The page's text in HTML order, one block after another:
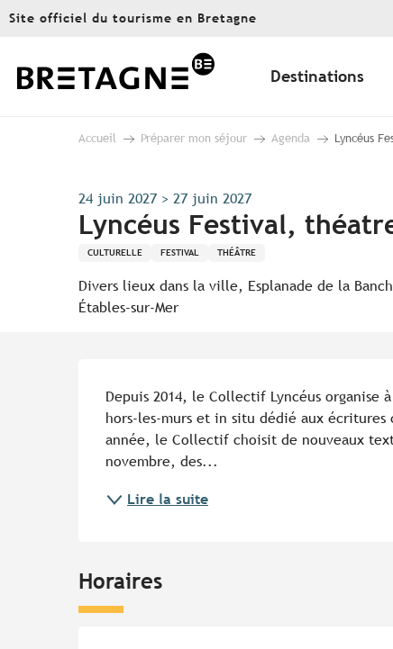
Aller
principal
Site officiel du tourisme en Bretagne
Destinations
Accueil Préparer mon séjour Agenda Lyncéus
24 juin 2027 > 27 juin 2027
Lyncéus Festival,
CULTURELLE FESTIVAL THÉÂTRE
Divers lieux dans la ville, Esplanade de la
Étables-sur-Mer
Depuis 2014, le Collectif Lyncéus organise
hors-les-murs et in situ dédié aux
année, le Collectif choisit de nouveaux
novembre, des...
Lire la suite
Horaires